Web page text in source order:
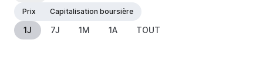
Prix
Capitalisation boursière
1J 7J 1M 1A TOUT